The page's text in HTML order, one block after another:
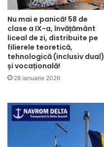
Nu mai e panică! 58 de
clase a IX-a, învățământ
liceal de zi, distribuite pe
filierele teoretică,
tehnologică (inclusiv dual)
și vocațională!
28 ianuarie 2026